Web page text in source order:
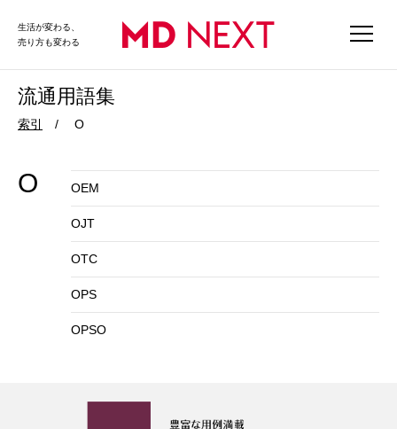
生活が変わる、
売り方も変わる
流通用語集
索引 O
O OEM
OJT
OTC
OPS
OPSO